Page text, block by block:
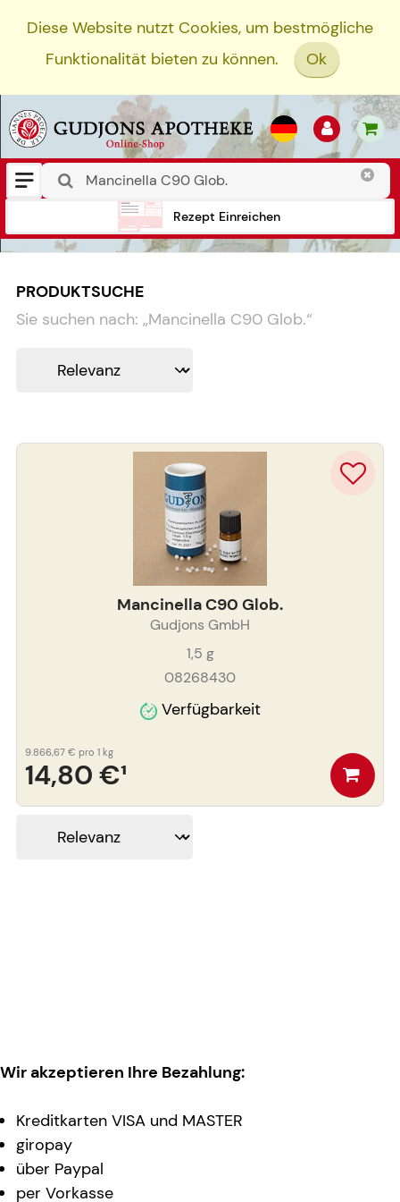
Diese Website nutzt Cookies, um bestmögliche
Funktionalität bieten zu können.
Ok
Rezept Einreichen
PRODUKTSUCHE
Sie suchen nach: „Mancinella C90 Glob.“
Mancinella C90 Glob.
Gudjons GmbH
1,5 g
08268430
Verfügbarkeit
14,80 €¹
9.866,67 € pro 1 kg
Wir akzeptieren Ihre Bezahlung:
Kreditkarten VISA und MASTER
giropay
über Paypal
per Vorkasse